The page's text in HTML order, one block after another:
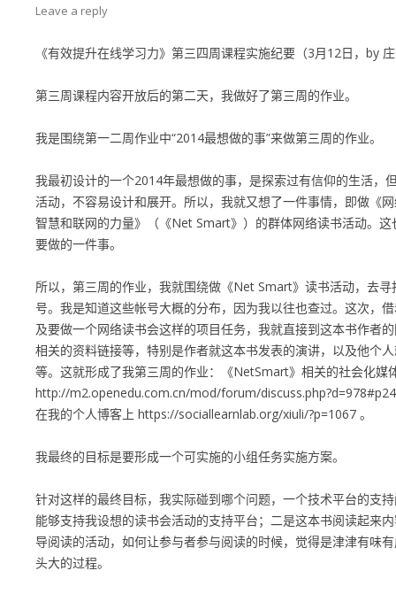
Leave a reply
《有效提升在线学习力》第三四周课程实施纪要（3月12日，by
第三周课程内容开放后的第二天，我做好了第三周的作业。
我是围绕第一二周作业中“2014最想做的事”来做第三周的作业。
我最初设计的一个2014年最想做的事，是探索过有信仰的生活，
活动，不容易设计和展开。所以，我就又想了一件事情，即做
智慧和联网的力量》（《Net Smart》）的群体网络读书活动。
要做的一件事。
所以，第三周的作业，我就围绕做《Net Smart》读书活动，去
号。我是知道这些帐号大概的分布，因为我以往也查过。这次，
及要做一个网络读书会这样的项目任务，我就直接到这本书作者
相关的资料链接等，特别是作者就这本书发表的演讲，以及他个
等。这就形成了我第三周的作业：《NetSmart》相关的社会化媒
http://m2.openedu.com.cn/mod/forum/
在我的个人博客上 https://sociallearnlab.org/xiuli/?p=1067 。
我最终的目标是要形成一个可实施的小组任务实施方案。
针对这样的最终目标，我实际碰到哪个问题，一个技术平台的支
能够支持我设想的读书会活动的支持平台；二是这本书阅读起来
导阅读的活动，如何让参与者参与阅读的时候，觉得是津津有味
头大的过程。